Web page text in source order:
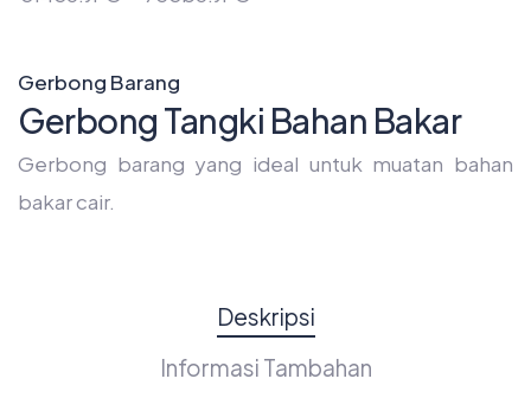
Gerbong Barang
Gerbong Tangki Bahan Bakar
Gerbong barang yang ideal untuk muatan bahan
bakar cair.
Deskripsi
Informasi Tambahan